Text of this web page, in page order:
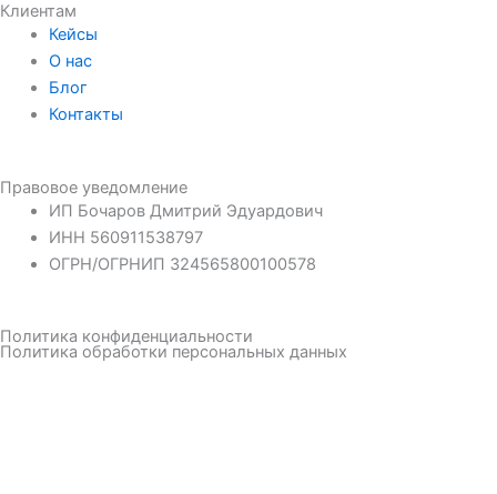
Клиентам
Кейсы
О нас
Блог
Контакты
Правовое уведомление
ИП Бочаров Дмитрий Эдуардович
ИНН 560911538797
ОГРН/ОГРНИП 324565800100578
Политика конфиденциальности
Политика обработки персональных данных